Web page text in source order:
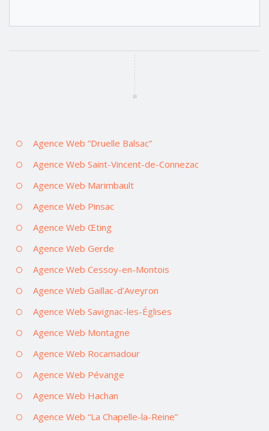
Agence Web “Druelle Balsac”
Agence Web Saint-Vincent-de-Connezac
Agence Web Marimbault
Agence Web Pinsac
Agence Web Œting
Agence Web Gerde
Agence Web Cessoy-en-Montois
Agence Web Gaillac-d’Aveyron
Agence Web Savignac-les-Églises
Agence Web Montagne
Agence Web Rocamadour
Agence Web Pévange
Agence Web Hachan
Agence Web “La Chapelle-la-Reine”